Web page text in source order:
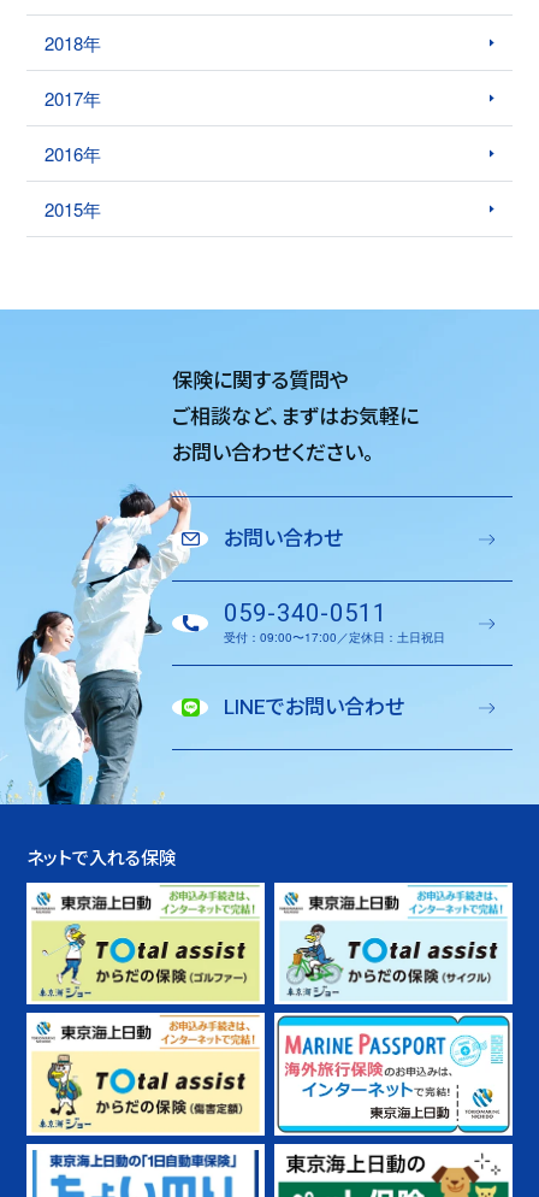
2018年
2017年
2016年
2015年
保険に関する質問や
ご相談など、 まずはお気軽に
お問い合わせください。
お問い合わせ
059-340-0511
受付：09:00〜17:00／定休日：土日祝日
LINEでお問い合わせ
ネットで入れる保険